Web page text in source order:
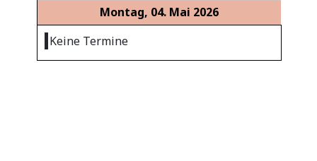
Montag, 04. Mai 2026
Keine Termine